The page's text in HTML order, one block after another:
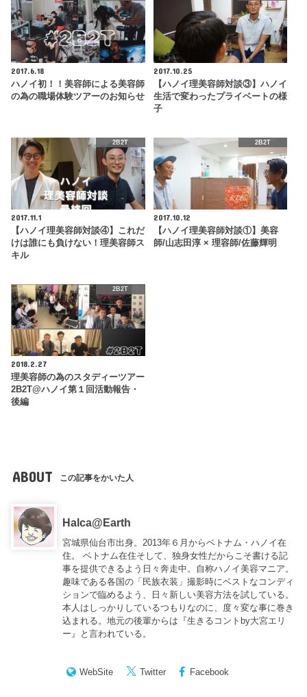
2017.6.18
ハノイ初！！美容師による美容師
の為の職場体験ツアーのお知らせ
2017.10.25
【ハノイ理美容師対談③】ハノイ
生活で変わったプライベートの様
子
2B2T
2017.11.1
【ハノイ理美容師対談④】これだ
けは誰にも負けない！理美容師ス
キル
2B2T
2017.10.12
【ハノイ理美容師対談①】美容
師/山志田淳 × 理容師/佐藤輝明
2B2T
2018.2.27
理美容師の為のスタディーツアー
2B2T@ハノイ第１回活動報告・
後編
ABOUT この記事をかいた人
Halca@Earth
宮城県仙台市出身。2013年６月からベトナム・ハノイ在
住。 ベトナム在住そして、独身女性だからこそ書ける記
事を提供できるよう日々奔走中。自称ハノイ美容マニア。
趣味である各国の「民族衣装」撮影時にベストなコンディ
ションで臨めるよう、日々新しい美容方法を試している。
本人はしっかりしているつもりなのに、度々変な事に巻き
込まれる。地元の後輩からは『生きるコントby大宮エリ
ー』と言われている。
WebSite Twitter Facebook